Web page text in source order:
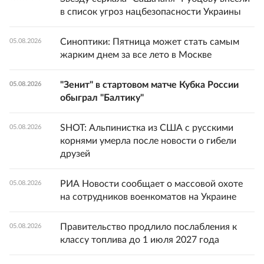
в список угроз нацбезопасности Украины
05.08.2026
Синоптики: Пятница может стать самым
жарким днем за все лето в Москве
05.08.2026
"Зенит" в стартовом матче Кубка России
обыграл "Балтику"
05.08.2026
SHOT: Альпинистка из США с русскими
корнями умерла после новости о гибели
друзей
05.08.2026
РИА Новости сообщает о массовой охоте
на сотрудников военкоматов на Украине
05.08.2026
Правительство продлило послабления к
классу топлива до 1 июля 2027 года